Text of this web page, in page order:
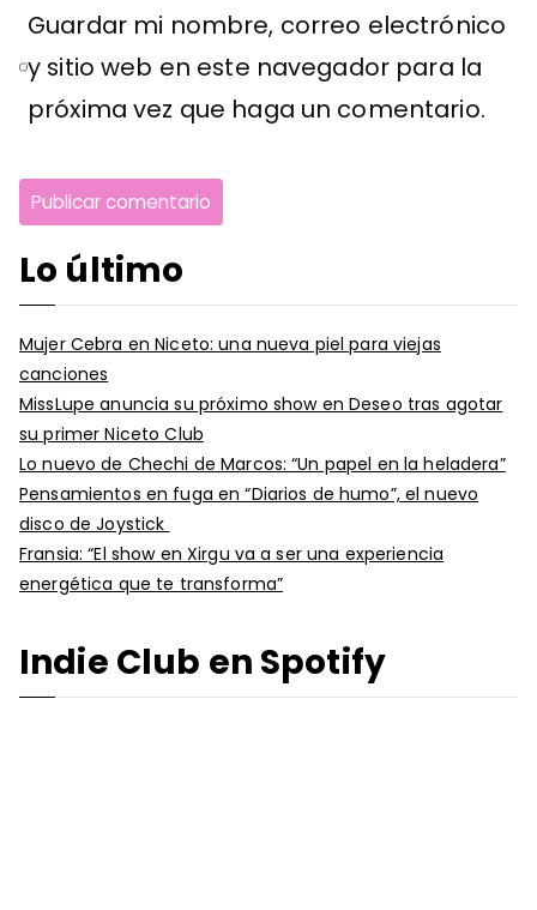
Guardar mi nombre, correo electrónico
y sitio web en este navegador para la
próxima vez que haga un comentario.
Lo último
Mujer Cebra en Niceto: una nueva piel para viejas
canciones
MissLupe anuncia su próximo show en Deseo tras agotar
su primer Niceto Club
Lo nuevo de Chechi de Marcos: “Un papel en la heladera”
Pensamientos en fuga en “Diarios de humo”, el nuevo
disco de Joystick
Fransia: “El show en Xirgu va a ser una experiencia
energética que te transforma”
Indie Club en Spotify